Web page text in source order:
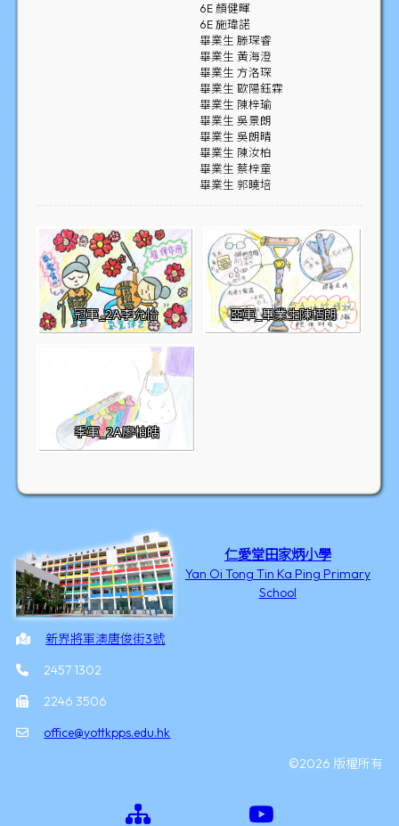
6E 顏健暉
6E 施瑋諾
畢業生 滕琛睿
畢業生 黃海澄
畢業生 方洛琛
畢業生 歐陽鈺霖
畢業生 陳梓瑜
畢業生 吳景朗
畢業生 吳朗晴
畢業生 陳汝柏
畢業生 蔡梓童
畢業生 郭曉培
冠軍_2A李允怡 亞軍_畢業生陳栢朗
季軍_2A廖柏皓
仁愛堂田家炳小學
Yan Oi Tong Tin Ka Ping Primary
School
新界將軍澳唐俊街3號
2457 1302
2246 3506
office@yottkpps.edu.hk
©2026 版權所有